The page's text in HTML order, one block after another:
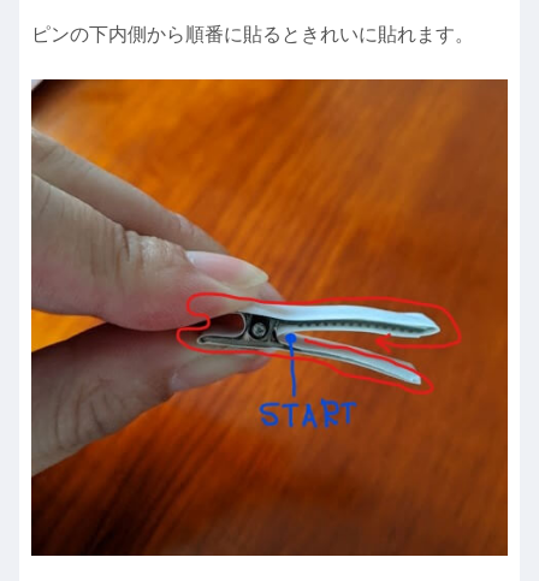
ピンの下内側から順番に貼るときれいに貼れます。